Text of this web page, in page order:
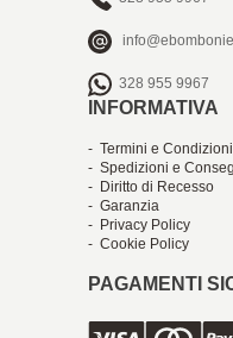
328 955 9967
INFORMATIVA
- Termini e Condizioni
- Spedizioni e
- Diritto di Recesso
- Garanzia
- Privacy Policy
- Cookie Policy
PAGAMENTI